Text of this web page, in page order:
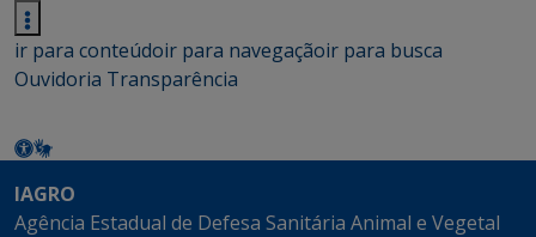
ir para conteúdoir para navegaçãoir para busca
Ouvidoria Transparência
IAGRO
Agência Estadual de Defesa Sanitária Animal e Vegetal